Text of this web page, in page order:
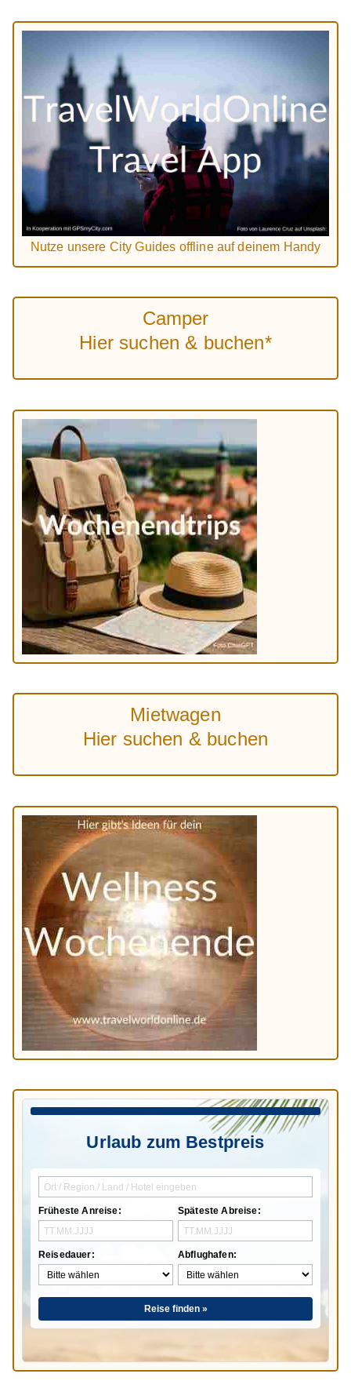
Nutze unsere City Guides offline auf deinem Handy
Camper
Hier suchen & buchen*
Mietwagen
Hier suchen & buchen
Urlaub zum Bestpreis
Früheste Anreise:
Reisedauer:
Späteste Abreise:
Abflughafen:
Reise finden »